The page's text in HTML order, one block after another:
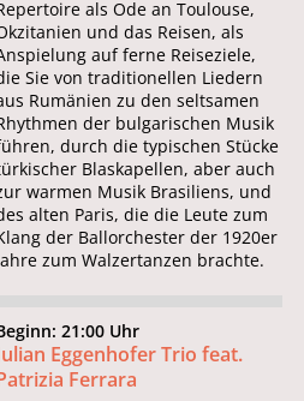
als Ode an Toulouse,
und das Reisen, als
auf ferne Reiseziele,
Sie von traditionellen Liedern
Rumänien zu den seltsamen
der bulgarischen Musik
durch die typischen Stücke
Blaskapellen, aber auch
warmen Musik Brasiliens, und
alten Paris, die die Leute zum
der Ballorchester der 1920er
zum Walzertanzen brachte.
21:00 Uhr
Eggenhofer Trio feat.
Ferrara